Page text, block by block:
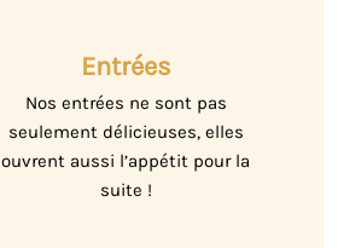
Entrées
Nos entrées ne sont pas
seulement délicieuses, elles
ouvrent aussi l’appétit pour la
suite !